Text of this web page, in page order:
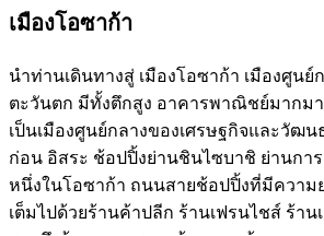
เมืองโอซาก้า
นำท่านเดินทางสู่ เมืองโอซาก้า เมืองศูน
ตะวันตก มีทั้งตึกสูง อาคารพาณิชย์มากมา
เป็นเมืองศูนย์กลางของเศรษฐกิจและวัฒ
ก่อน อิสระ ช้อปปิ้งย่านชินไซบาชิ ย่านกา
หนึ่งในโอซาก้า ถนนสายช้อปปิ้งที่มีความย
เต็มไปด้วยร้านค้าปลีก ร้านเฟรนไชส์ ร้า